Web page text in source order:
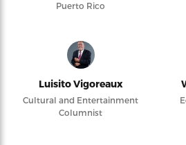
Puerto Rico
Luisito Vigoreaux
Cultural and Entertainment
Columnist